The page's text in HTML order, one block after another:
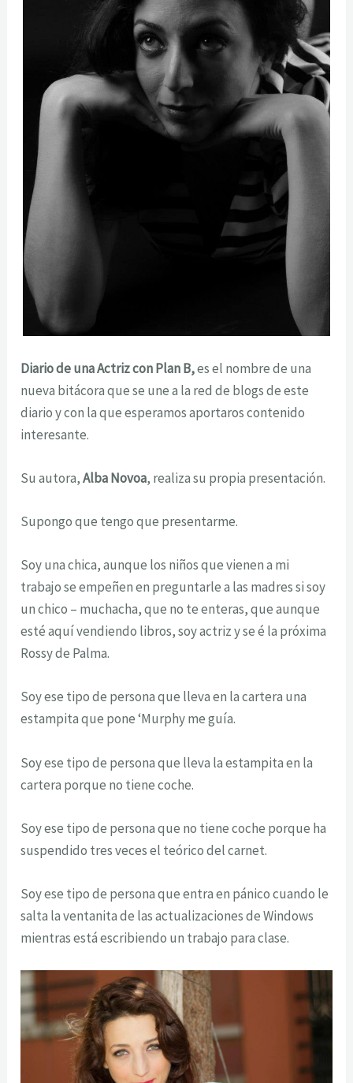
Diario de una Actriz con Plan B,es el nombre de una
nueva bitácora que se une a la red de blogs de este
diario y con la que esperamos aportaros contenido
interesante.
Su autora,Alba Novoa, realiza su propia presentación.
Supongo que tengo que presentarme.
Soy una chica, aunque los niños que vienen a mi
trabajo se empeñen en preguntarle a las madres si soy
un chico – muchacha, que no te enteras, que aunque
esté aquí vendiendo libros, soy actriz y se é la próxima
Rossy de Palma.
Soy ese tipo de persona que lleva en la cartera una
estampita que pone ‘Murphy me guía.
Soy ese tipo de persona que lleva la estampita en la
cartera porque no tiene coche.
Soy ese tipo de persona que no tiene coche porque ha
suspendido tres veces el teórico del carnet.
Soy ese tipo de persona que entra en pánico cuando le
salta la ventanita de las actualizaciones de Windows
mientras está escribiendo un trabajo para clase.